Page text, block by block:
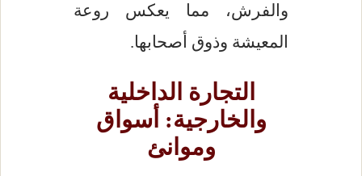
والفرش، مما يعكس روعة
المعيشة وذوق أصحابها.
التجارة الداخلية
والخارجية: أسواق
وموانئ